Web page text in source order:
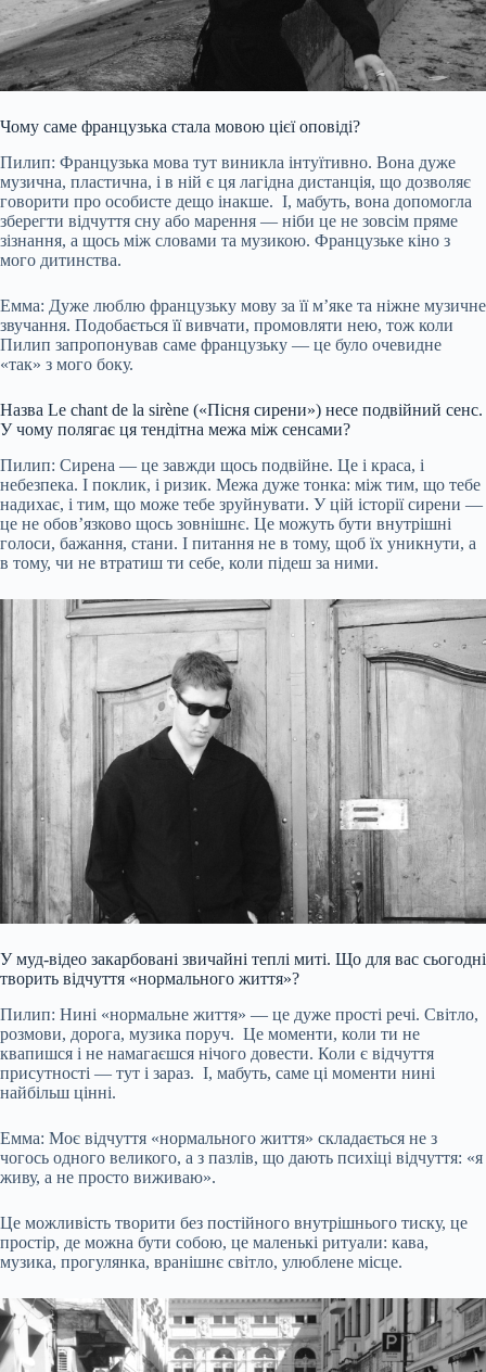
Чому саме французька стала мовою цієї оповіді?
Пилип: Французька мова тут виникла інтуїтивно. Вона дуже
музична, пластична, і в ній є ця лагідна дистанція, що дозволяє
говорити про особисте дещо інакше. І, мабуть, вона допомогла
зберегти відчуття сну або марення — ніби це не зовсім пряме
зізнання, а щось між словами та музикою. Французьке кіно з
мого дитинства.
Емма: Дуже люблю французьку мову за її м’яке та ніжне музичне
звучання. Подобається її вивчати, промовляти нею, тож коли
Пилип запропонував саме французьку — це було очевидне
«так» з мого боку.
Назва Le chant de la sirène («Пісня сирени») несе подвійний сенс.
У чому полягає ця тендітна межа між сенсами?
Пилип: Сирена — це завжди щось подвійне. Це і краса, і
небезпека. І поклик, і ризик. Межа дуже тонка: між тим, що тебе
надихає, і тим, що може тебе зруйнувати. У цій історії сирени —
це не обов’язково щось зовнішнє. Це можуть бути внутрішні
голоси, бажання, стани. І питання не в тому, щоб їх уникнути, а
в тому, чи не втратиш ти себе, коли підеш за ними.
У муд-відео закарбовані звичайні теплі миті. Що для вас сьогодні
творить відчуття «нормального життя»?
Пилип: Нині «нормальне життя» — це дуже прості речі. Світло,
розмови, дорога, музика поруч. Це моменти, коли ти не
квапишся і не намагаєшся нічого довести. Коли є відчуття
присутності — тут і зараз. І, мабуть, саме ці моменти нині
найбільш цінні.
Емма: Моє відчуття «нормального життя» складається не з
чогось одного великого, а з пазлів, що дають психіці відчуття: «я
живу, а не просто виживаю».
Це можливість творити без постійного внутрішнього тиску, це
простір, де можна бути собою, це маленькі ритуали: кава,
музика, прогулянка, вранішнє світло, улюблене місце.